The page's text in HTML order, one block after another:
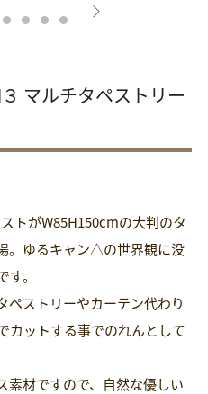
マルチタペストリー
トがW85H150cmの大判のタ
。ゆるキャン△の世界観に没
。
ペストリーやカーテン代わり
カットする事でのれんとして
素材ですので、自然な優しい